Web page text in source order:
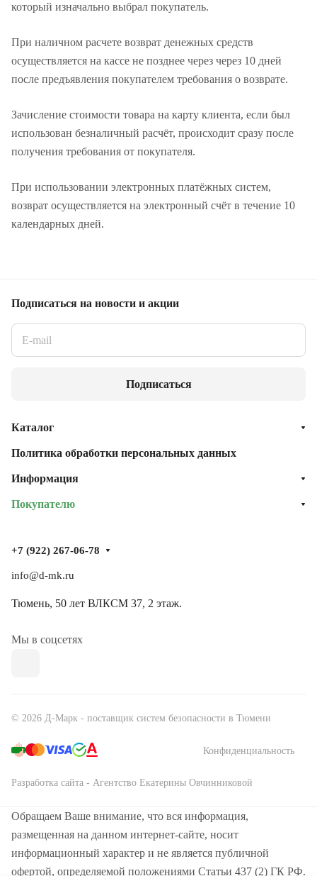
который изначально выбрал покупатель.
При наличном расчете возврат денежных средств
осуществляется на кассе не позднее через через 10 дней
после предъявления покупателем требования о возврате.
Зачисление стоимости товара на карту клиента, если был
использован безналичный расчёт, происходит сразу после
получения требования от покупателя.
При использовании электронных платёжных систем,
возврат осуществляется на электронный счёт в течение 10
календарных дней.
Подписаться на новости и акции
Подписаться
Каталог
Политика обработки персональных данных
Информация
Покупателю
+7 (922) 267-06-78
info@d-mk.ru
Тюмень, ​50 лет ВЛКСМ 37​, 2 этаж.
Мы в соцсетях
© 2026 Д-Марк - поставщик систем безопасности в Тюмени
Конфиденциальность
Разработка сайта - Агентство Екатерины Овчинниковой
Обращаем Ваше внимание, что вся информация,
размещенная на данном интернет-сайте, носит
информационный характер и не является публичной
офертой, определяемой положениями Статьи 437 (2) ГК РФ.